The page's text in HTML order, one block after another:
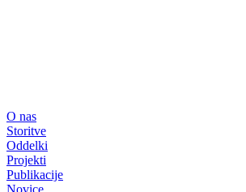
O nas
Storitve
Oddelki
Projekti
Publikacije
Novice